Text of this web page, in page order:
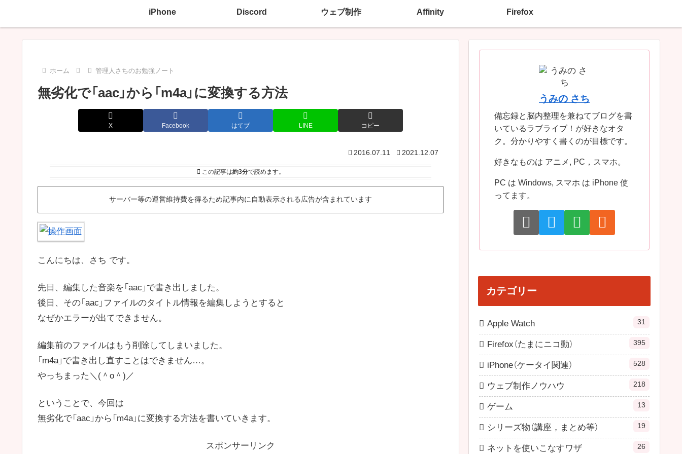
iPhone Discord ウェブ制作 Affinity Firefox
ホーム 管理人さちのお勉強ノート
無劣化で「aac」から「m4a」に変換する方法
X Facebook はてブ LINE コピー
2016.07.11 2021.12.07
この記事は約3分で読めます。
サーバー等の運営維持費を得るため記事内に自動表示される広告が含まれています
こんにちは、さち です。
先日、編集した音楽を「aac」で書き出しました。
後日、その「aac」ファイルのタイトル情報を編集しようとすると
なぜかエラーが出てできません。
編集前のファイルはもう削除してしまいました。
「m4a」で書き出し直すことはできません…。
やっちまった＼(＾o＾)／
ということで、今回は
無劣化で「aac」から「m4a」に変換する方法を書いていきます。
スポンサーリンク
うみの さち
備忘録と脳内整理を兼ねてブログを書
いているラブライブ！が好きなオタ
ク。分かりやすく書くのが目標です。
好きなものは アニメ, PC，スマホ。
PC は Windows, スマホ は iPhone 使
ってます。
カテゴリー
Apple Watch 31
Firefox（たまにニコ動） 395
iPhone（ケータイ関連） 528
ウェブ制作ノウハウ 218
ゲーム 13
シリーズ物（講座，まとめ等） 19
ネットを使いこなすワザ 26